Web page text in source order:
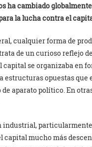
ha cambiado
la lucha contra el
cualquier forma de
de un curioso reflejo
capital se organizaba en
estructuras opuestas
aparato político. En
industrial,
mucho más